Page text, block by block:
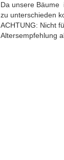
Da unsere Bäume
zu unterschieden
ACHTUNG: Nicht
Altersempfehlung